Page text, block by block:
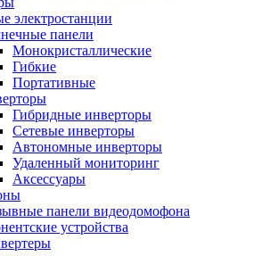
электростанции
панели
Монокристаллические
Гибкие
Портативные
Гибридные инверторы
Сетевые инверторы
Автономные инверторы
Удаленный мониторинг
Аксессуары
панели видеодомофона
устройства